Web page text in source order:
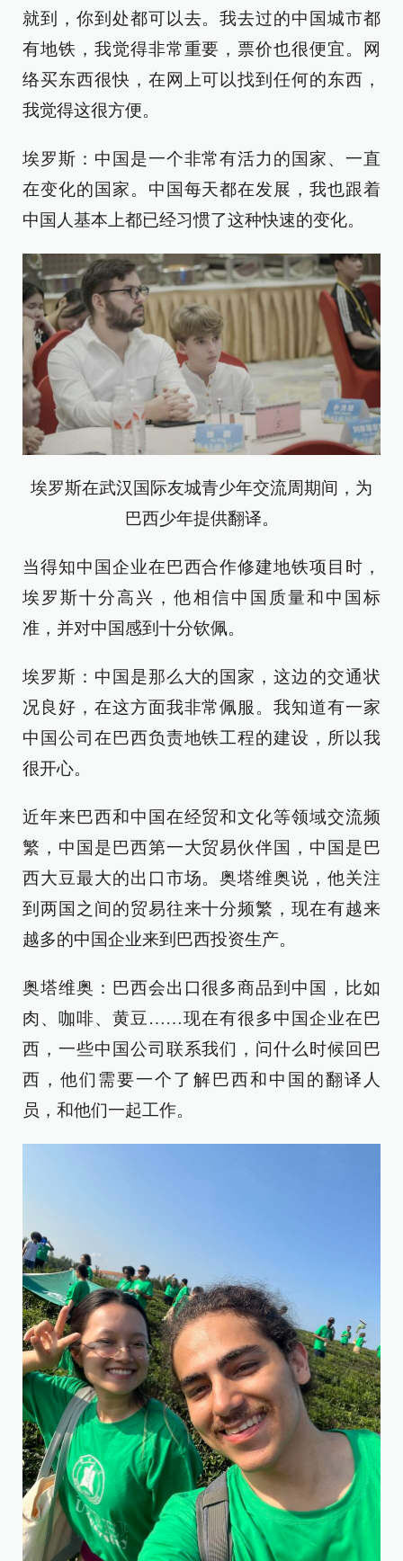
就到，你到处都可以去。我去过的中国城市都
有地铁，我觉得非常重要，票价也很便宜。网
络买东西很快，在网上可以找到任何的东西，
我觉得这很方便。
埃罗斯：中国是一个非常有活力的国家、一直
在变化的国家。中国每天都在发展，我也跟着
中国人基本上都已经习惯了这种快速的变化。
埃罗斯在武汉国际友城青少年交流周期间，为
巴西少年提供翻译。
当得知中国企业在巴西合作修建地铁项目时，
埃罗斯十分高兴，他相信中国质量和中国标
准，并对中国感到十分钦佩。
埃罗斯：中国是那么大的国家，这边的交通状
况良好，在这方面我非常佩服。我知道有一家
中国公司在巴西负责地铁工程的建设，所以我
很开心。
近年来巴西和中国在经贸和文化等领域交流频
繁，中国是巴西第一大贸易伙伴国，中国是巴
西大豆最大的出口市场。奥塔维奥说，他关注
到两国之间的贸易往来十分频繁，现在有越来
越多的中国企业来到巴西投资生产。
奥塔维奥：巴西会出口很多商品到中国，比如
肉、咖啡、黄豆……现在有很多中国企业在巴
西，一些中国公司联系我们，问什么时候回巴
西，他们需要一个了解巴西和中国的翻译人
员，和他们一起工作。